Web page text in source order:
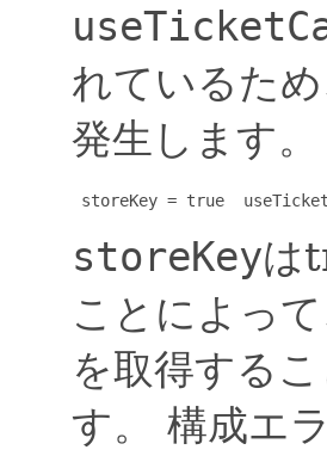
れているた
発生します。
storeKey = true
storeKeyは
ことによっ
を取得する
す。
構成エ